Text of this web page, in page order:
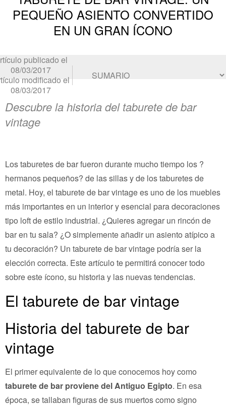
PEQUEÑO ASIENTO CONVERTIDO
EN UN GRAN ÍCONO
publicado el
08/03/2017
modificado el
08/03/2017
Descubre la historia del taburete de bar
vintage
Los taburetes de bar fueron durante mucho tiempo los ?
hermanos pequeños? de las sillas y de los taburetes de
metal. Hoy, el taburete de bar vintage es uno de los muebles
más importantes en un interior y esencial para decoraciones
tipo loft de estilo industrial. ¿Quieres agregar un rincón de
bar en tu sala? ¿O simplemente añadir un asiento atípico a
tu decoración? Un taburete de bar vintage podría ser la
elección correcta. Este artículo te permitirá conocer todo
sobre este ícono, su historia y las nuevas tendencias.
El taburete de bar vintage
Historia del taburete de bar
vintage
El primer equivalente de lo que conocemos hoy como
taburete de bar proviene del Antiguo Egipto. En esa
época, se tallaban figuras de sus muertos como signo